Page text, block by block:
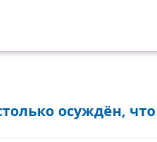
осуждён, что